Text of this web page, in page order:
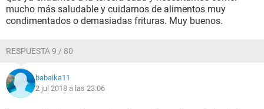
mucho más saludable y cuidarnos de alimentos muy
condimentados o demasiadas frituras. Muy buenos.
RESPUESTA 9 / 80
babaika11
2 jul 2018 a las 23:06